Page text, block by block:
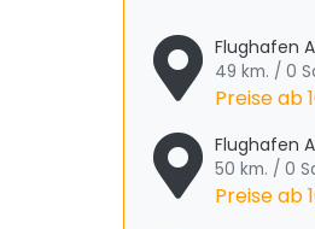
Flughafen
49 km. / 0
Preise ab
Flughafen
50 km. / 0
Preise ab